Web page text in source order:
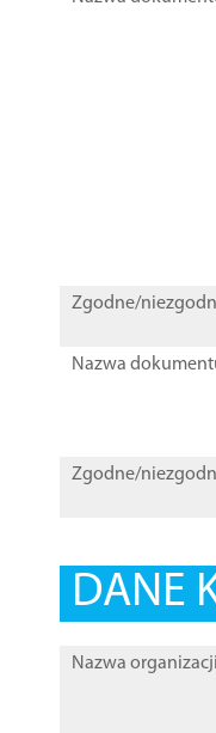
Zgodne/
Nazwa
Zgodne/
DANE
Nazwa